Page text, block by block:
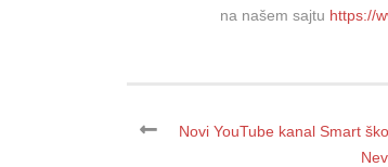
na našem sajtu https://
Novi YouTube kanal Smart